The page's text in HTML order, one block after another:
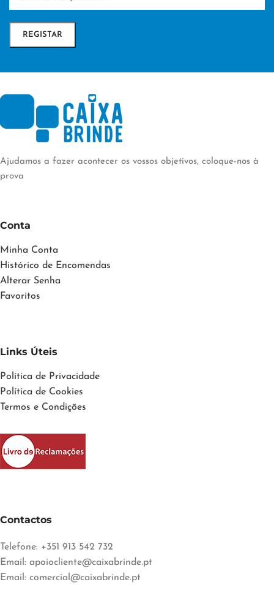
Ajudamos a fazer acontecer os vossos objetivos, coloque-nos à
prova
Conta
Minha Conta
Histórico de Encomendas
Alterar Senha
Favoritos
Links Úteis
Política de Privacidade
Política de Cookies
Termos e Condições
Contactos
Telefone: +351 913 542 732
Email: apoiocliente@caixabrinde.pt
Email: comercial@caixabrinde.pt